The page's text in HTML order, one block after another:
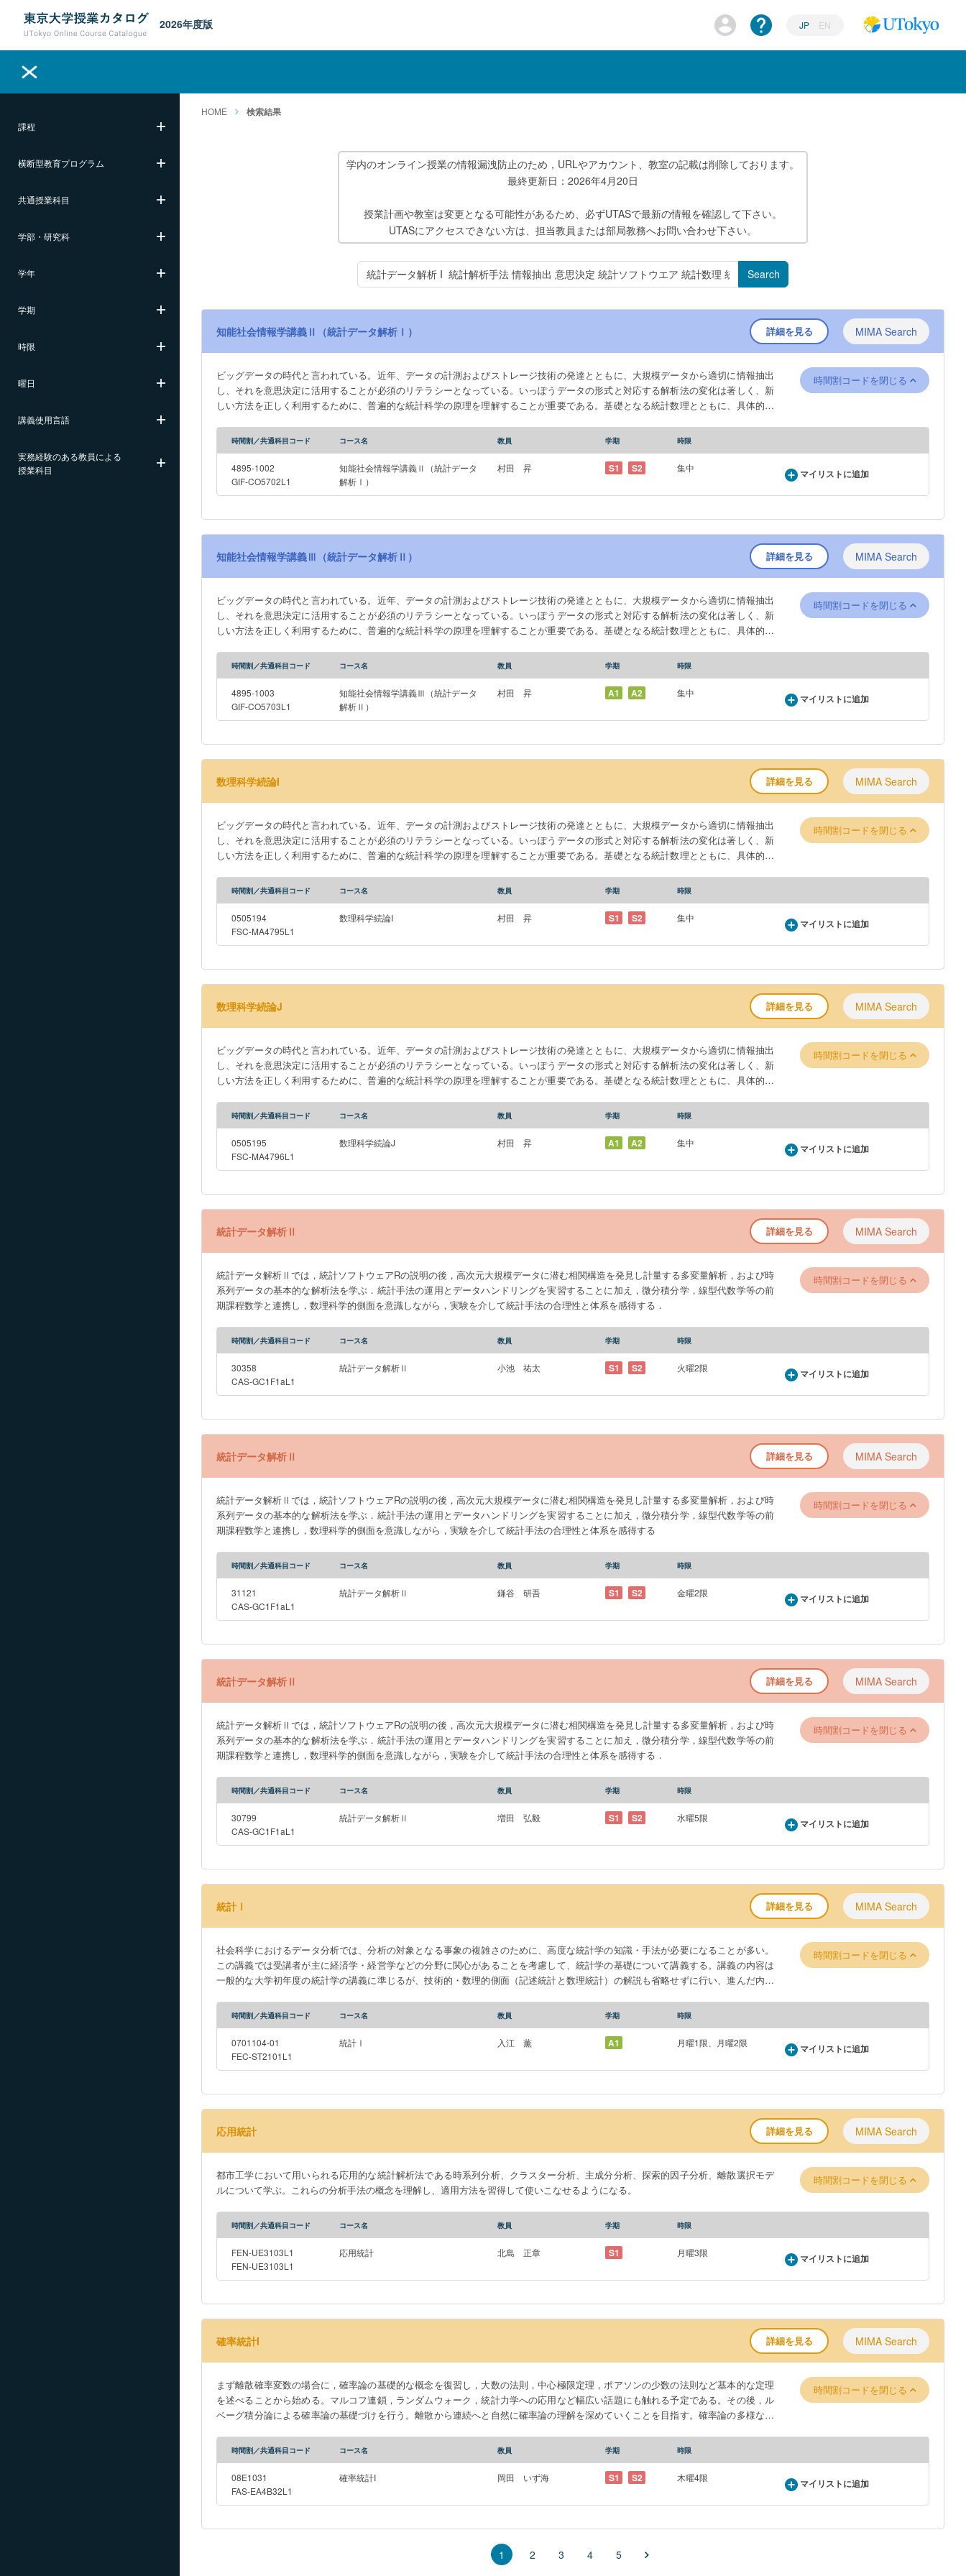
2026年度版 JP EN
課程
横断型教育プログラム
共通授業科目
学部・研究科
学年
学期
時限
曜日
講義使用言語
実務経験のある教員による
授業科目
HOME 検索結果
学内のオンライン授業の情報漏洩防止のため，URLやアカウント、教室の記載は削除しております。
最終更新日：2026年4月20日
授業計画や教室は変更となる可能性があるため、必ずUTASで最新の情報を確認して下さい。
UTASにアクセスできない方は、担当教員または部局教務へお問い合わせ下さい。
Search
知能社会情報学講義Ⅱ（統計データ解析Ⅰ） 詳細を見る MIMA Search
ビッグデータの時代と言われている。近年、データの計測およびストレージ技術の発達とともに、大規模データから適切に情報抽出
し、それを意思決定に活用することが必須のリテラシーとなっている。いっぽうデータの形式と対応する解析法の変化は著しく、新
しい方法を正しく利用するために、普遍的な統計科学の原理を理解することが重要である。基礎となる統計数理とともに、具体的な
トウエアを用いた実験によって確率的現象に慣れ、統計推測法の意味を理解し、データ解析の方法を実習する。統計ソフトウエアRの
使い方を学んだあと、シミュレーションによってランダムネスと極限定理を体験する。後で必要になる確率分布を学び、基本的な記
述統計量と標本分布に関する基礎事項を学習する。推測統計における基礎的な推定・検定法、および分散分析、回帰分析の方法を、
データ処理を通じて実習する。 It is said that we are in the era of Big Data. With the recent development of data measurement and
storage technologies, it has become essential literacy to properly extract information from large-scale data and utilize it for decision-
mathematics as well as specific statistical analysis methods and their application through practical training in data analysis using
statistical software. In Statistical Data Analysis I, students become familiar with probabilistic phenomena through experiments using
statistical software, understand the meaning of statistical inference methods, and practice data analysis methods. After learning how
about probability distributions, which they will need later, and learn basic descriptive statistics and sample distributions. Students will
practice basic estimation and testing methods in inferential statistics, as well as analysis of variance and regression analysis, through
data processing.
時間割コードを閉じる
時間割／共通科目コード コース名 教員 学期 時限
4895-1002
GIF-CO5702L1
知能社会情報学講義Ⅱ（統計データ
解析Ⅰ）
村田 昇 S1 S2 集中 マイリストに追加
知能社会情報学講義Ⅲ（統計データ解析Ⅱ） 詳細を見る MIMA Search
ビッグデータの時代と言われている。近年、データの計測およびストレージ技術の発達とともに、大規模データから適切に情報抽出
し、それを意思決定に活用することが必須のリテラシーとなっている。いっぽうデータの形式と対応する解析法の変化は著しく、新
しい方法を正しく利用するために、普遍的な統計科学の原理を理解することが重要である。基礎となる統計数理とともに、具体的な
アRの説明の後、高次元大規模データに潜む相関構造を発見し計量する多変量解析、および時系列データの基本的な解析法を学ぶ。統
計手法の運用とデータハンドリングを実習することに加え、微分積分学、線型代数学等の前期課程数学と連携し、数理科学的側面を
意識しながら、実験を介して統計手法の合理性と体系を感得する。 It is said that we are in the era of Big Data. With the recent
development of data measurement and storage technologies, it has become essential literacy to properly extract information from
large-scale data and utilize it for decision-making. However, the format of data and the corresponding analysis methods have changed
learn multivariate analysis for finding and weighing correlation structures hidden in high-dimensional large-scale data, and basic
analysis methods for time series data. In addition to the practical training in the operation of statistical methods and data handling,
mathematical scientific aspects in conjunction with undergraduate mathematics such as differential and integral calculus and linear
algebra.
時間割コードを閉じる
時間割／共通科目コード コース名 教員 学期 時限
4895-1003
GIF-CO5703L1
知能社会情報学講義Ⅲ（統計データ
解析Ⅱ）
村田 昇 A1 A2 集中 マイリストに追加
数理科学続論I 詳細を見る MIMA Search
ビッグデータの時代と言われている。近年、データの計測およびストレージ技術の発達とともに、大規模データから適切に情報抽出
し、それを意思決定に活用することが必須のリテラシーとなっている。いっぽうデータの形式と対応する解析法の変化は著しく、新
しい方法を正しく利用するために、普遍的な統計科学の原理を理解することが重要である。基礎となる統計数理とともに、具体的な
トウエアを用いた実験によって確率的現象に慣れ、統計推測法の意味を理解し、データ解析の方法を実習する。統計ソフトウエアRの
使い方を学んだあと、シミュレーションによってランダムネスと極限定理を体験する。後で必要になる確率分布を学び、基本的な記
述統計量と標本分布に関する基礎事項を学習する。推測統計における基礎的な推定・検定法、および分散分析、回帰分析の方法を、
データ処理を通じて実習する。 It is said that we are in the era of Big Data. With the recent development of data measurement and
storage technologies, it has become essential literacy to properly extract information from large-scale data and utilize it for decision-
mathematics as well as specific statistical analysis methods and their application through practical training in data analysis using
statistical software. In Statistical Data Analysis I, students become familiar with probabilistic phenomena through experiments using
statistical software, understand the meaning of statistical inference methods, and practice data analysis methods. After learning how
about probability distributions, which they will need later, and learn basic descriptive statistics and sample distributions. Students will
practice basic estimation and testing methods in inferential statistics, as well as analysis of variance and regression analysis, through
data processing.
時間割コードを閉じる
時間割／共通科目コード コース名 教員 学期 時限
0505194
FSC-MA4795L1
数理科学続論I 村田 昇 S1 S2 集中 マイリストに追加
数理科学続論J 詳細を見る MIMA Search
ビッグデータの時代と言われている。近年、データの計測およびストレージ技術の発達とともに、大規模データから適切に情報抽出
し、それを意思決定に活用することが必須のリテラシーとなっている。いっぽうデータの形式と対応する解析法の変化は著しく、新
しい方法を正しく利用するために、普遍的な統計科学の原理を理解することが重要である。基礎となる統計数理とともに、具体的な
アRの説明の後、高次元大規模データに潜む相関構造を発見し計量する多変量解析、および時系列データの基本的な解析法を学ぶ。統
計手法の運用とデータハンドリングを実習することに加え、微分積分学、線型代数学等の前期課程数学と連携し、数理科学的側面を
意識しながら、実験を介して統計手法の合理性と体系を感得する。 It is said that we are in the era of Big Data. With the recent
development of data measurement and storage technologies, it has become essential literacy to properly extract information from
large-scale data and utilize it for decision-making. However, the format of data and the corresponding analysis methods have changed
learn multivariate analysis for finding and weighing correlation structures hidden in high-dimensional large-scale data, and basic
analysis methods for time series data. In addition to the practical training in the operation of statistical methods and data handling,
mathematical scientific aspects in conjunction with undergraduate mathematics such as differential and integral calculus and linear
algebra.
時間割コードを閉じる
時間割／共通科目コード コース名 教員 学期 時限
0505195
FSC-MA4796L1
数理科学続論J 村田 昇 A1 A2 集中 マイリストに追加
統計データ解析Ⅱ 詳細を見る MIMA Search
統計データ解析Ⅱでは，統計ソフトウェアRの説明の後，高次元大規模データに潜む相関構造を発見し計量する多変量解析，および時
系列データの基本的な解析法を学ぶ．統計手法の運用とデータハンドリングを実習することに加え，微分積分学，線型代数学等の前
期課程数学と連携し，数理科学的側面を意識しながら，実験を介して統計手法の合理性と体系を感得する．
時間割コードを閉じる
時間割／共通科目コード コース名 教員 学期 時限
30358
CAS-GC1F1aL1
統計データ解析Ⅱ 小池 祐太 S1 S2 火曜2限 マイリストに追加
統計データ解析Ⅱ 詳細を見る MIMA Search
統計データ解析Ⅱでは，統計ソフトウェアRの説明の後，高次元大規模データに潜む相関構造を発見し計量する多変量解析，および時
系列データの基本的な解析法を学ぶ．統計手法の運用とデータハンドリングを実習することに加え，微分積分学，線型代数学等の前
期課程数学と連携し，数理科学的側面を意識しながら，実験を介して統計手法の合理性と体系を感得する
時間割コードを閉じる
時間割／共通科目コード コース名 教員 学期 時限
31121
CAS-GC1F1aL1
統計データ解析Ⅱ 鎌谷 研吾 S1 S2 金曜2限 マイリストに追加
統計データ解析Ⅱ 詳細を見る MIMA Search
統計データ解析Ⅱでは，統計ソフトウェアRの説明の後，高次元大規模データに潜む相関構造を発見し計量する多変量解析，および時
系列データの基本的な解析法を学ぶ．統計手法の運用とデータハンドリングを実習することに加え，微分積分学，線型代数学等の前
期課程数学と連携し，数理科学的側面を意識しながら，実験を介して統計手法の合理性と体系を感得する．
時間割コードを閉じる
時間割／共通科目コード コース名 教員 学期 時限
30799
CAS-GC1F1aL1
統計データ解析Ⅱ 増田 弘毅 S1 S2 水曜5限 マイリストに追加
統計Ⅰ 詳細を見る MIMA Search
社会科学におけるデータ分析では、分析の対象となる事象の複雑さのために、高度な統計学の知識・手法が必要になることが多い。
この講義では受講者が主に経済学・経営学などの分野に関心があることを考慮して、統計学の基礎について講義する。講義の内容は
一般的な大学初年度の統計学の講義に準じるが、技術的・数理的側面（記述統計と数理統計）の解説も省略せずに行い、進んだ内容
probability and statistics class designed for, but not restricted to, students who major in economics in their sophomore year. This
lecture is given in Japanese.
時間割コードを閉じる
時間割／共通科目コード コース名 教員 学期 時限
0701104-01
FEC-ST2101L1
統計Ⅰ 入江 薫 A1 月曜1限、月曜2限 マイリストに追加
応用統計 詳細を見る MIMA Search
都市工学において用いられる応用的な統計解析法である時系列分析、クラスター分析、主成分分析、探索的因子分析、離散選択モデ
ルについて学ぶ。これらの分析手法の概念を理解し、適用方法を習得して使いこなせるようになる。
時間割コードを閉じる
時間割／共通科目コード コース名 教員 学期 時限
FEN-UE3103L1
FEN-UE3103L1
応用統計 北島 正章 S1 月曜3限 マイリストに追加
確率統計I 詳細を見る MIMA Search
まず離散確率変数の場合に，確率論の基礎的な概念を復習し，大数の法則，中心極限定理，ポアソンの少数の法則など基本的な定理
を述べることから始める。マルコフ連鎖，ランダムウォーク，統計力学への応用など幅広い話題にも触れる予定である。その後，ル
ベーグ積分論による確率論の基礎づけを行う。離散から連続へと自然に確率論の理解を深めていくことを目指す。確率論の多様な基
時間割コードを閉じる
時間割／共通科目コード コース名 教員 学期 時限
08E1031
FAS-EA4B32L1
確率統計I 岡田 いず海 S1 S2 木曜4限 マイリストに追加
1 2 3 4 5